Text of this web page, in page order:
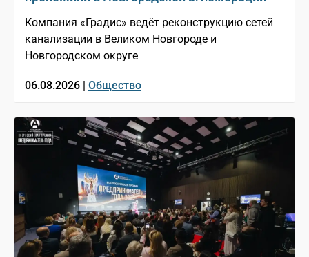
Компания «Градис» ведёт реконструкцию сетей
канализации в Великом Новгороде и
Новгородском округе
06.08.2026 | Общество